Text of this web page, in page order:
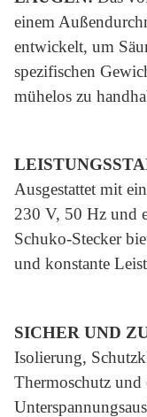
einem
entwickelt, um
spezifischen
mühelos zu
Ausgestattet mit
230 V, 50 Hz und
Schuko-Stecker
und konstante
SICHER UND
Isolierung,
Thermoschutz und